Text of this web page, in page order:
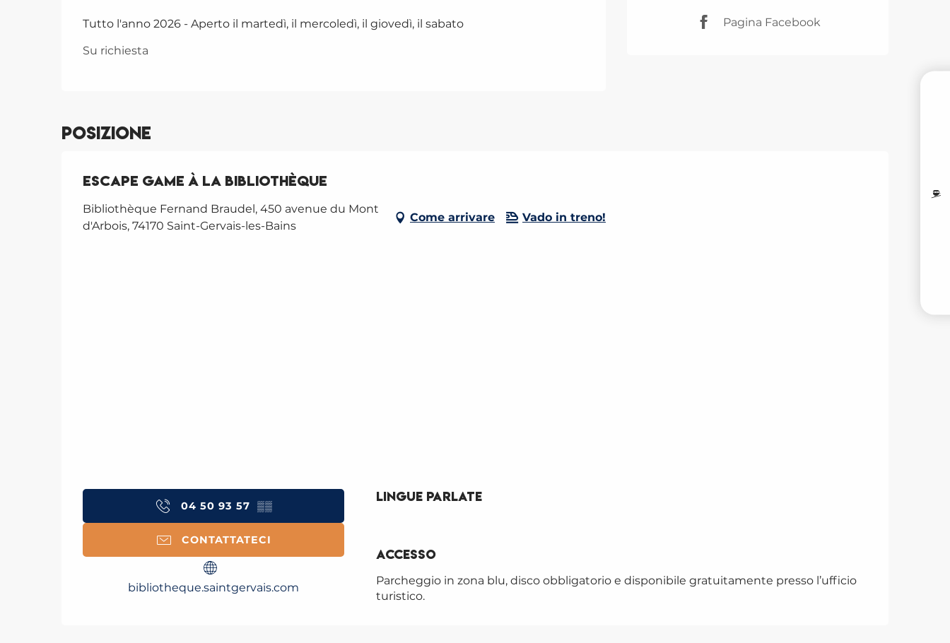
Pagina Facebook
Tutto l'anno 2026 - Aperto il martedì, il mercoledì, il giovedì, il sabato
Su richiesta
Posizione
Escape game à la bibliothèque
Bibliothèque Fernand Braudel, 450 avenue du Mont
d'Arbois, 74170 Saint-Gervais-les-Bains
Come arrivare Vado in treno!
04 50 93 57 ▒▒
CONTATTATECI
bibliotheque.saintgervais.com
Lingue parlate
Lingue parlate
Accesso
Accesso
Parcheggio in zona blu, disco obbligatorio e disponibile gratuitamente presso l’ufficio
turistico.